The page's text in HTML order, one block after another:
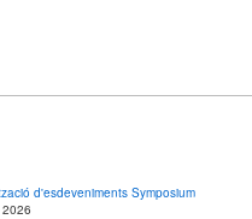
d'esdeveniments Symposium